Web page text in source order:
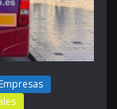
Empresas